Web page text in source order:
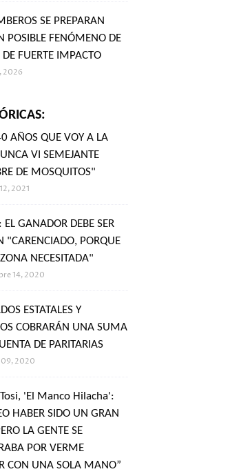
SE PREPARAN
POSIBLE FENÓMENO DE
DE FUERTE IMPACTO
2026
AÑOS QUE VOY A LA
VI SEMEJANTE
DE MOSQUITOS"
2021
GANADOR DEBE SER
"CARENCIADO, PORQUE
NECESITADA"
14, 2020
ESTATALES Y
COBRARÁN UNA SUMA
DE PARITARIAS
2020
'El Manco Hilacha':
HABER SIDO UN GRAN
LA GENTE SE
POR VERME
CON UNA SOLA MANO”